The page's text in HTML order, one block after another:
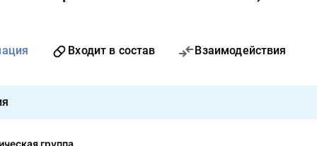
Входит в состав Взаимодействия
группа